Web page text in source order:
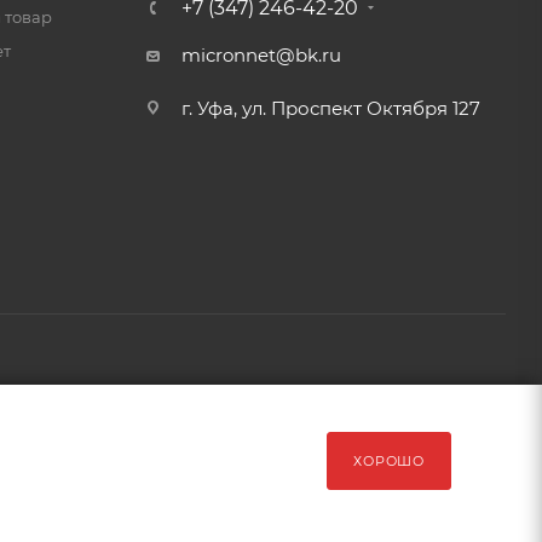
товар
+7 (347) 246-42-20
micronnet@bk.ru
г. Уфа, ул. Проспект Октября 127
ХОРОШО